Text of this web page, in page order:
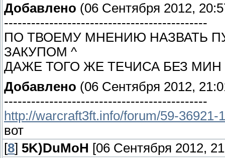
Добавлено (06 Сентября 2012,
---------------------------------------------
ПО ТВОЕМУ МНЕНИЮ НАЗВАТЬ
ЗАКУПОМ ^
ДАЖЕ ТОГО ЖЕ ТЕЧИСА БЕЗ МИН
Добавлено (06 Сентября 2012,
---------------------------------------------
http://warcraft3ft.info/forum/59-36921-1
вот
[8] 5K)DuMoH [06 Сентября 2012,